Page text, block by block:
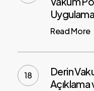
Read More
Derin
Açıklama